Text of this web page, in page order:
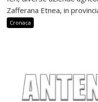
Zafferana Etnea, in
Cronaca